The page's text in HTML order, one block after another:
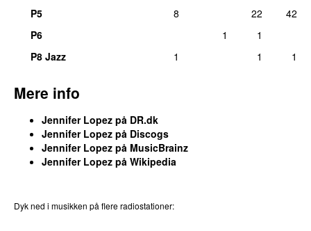
P5
8 22
42
P6
1
1
P8 Jazz
1 1 1
Mere info
Jennifer Lopez på DR.dk
Jennifer Lopez på Discogs
Jennifer Lopez på MusicBrainz
Jennifer Lopez på Wikipedia
Dyk ned i musikken på flere radiostationer: